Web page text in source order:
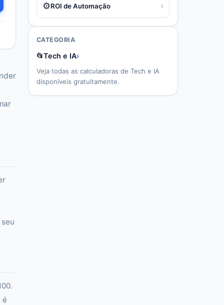
é
⚙️ROI de Automação ›
CATEGORIA
📂Tech e IA›
Veja todas as calculadoras de Tech e IA
disponíveis gratuitamente.